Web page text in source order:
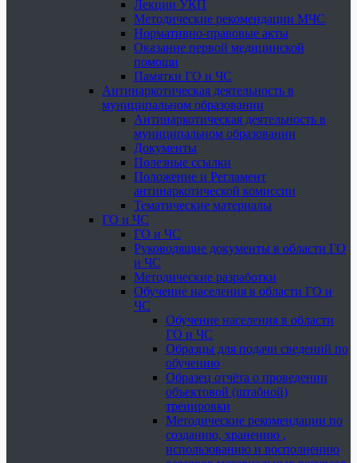
Лекции УКП
Методические рекомендации МЧС
Нормативно-правовые акты
Оказание первой медицинской
помощи
Памятки ГО и ЧС
Антинаркотическая деятельность в
муниципальном образовании
Антинаркотическая деятельность в
муниципальном образовании
Документы
Полезные ссылки
Положение и Регламент
антинаркотической комиссии
Тематические материалы
ГО и ЧС
ГО и ЧС
Руководящие документы в области ГО
и ЧС
Методические разработки
Обучение населения в области ГО и
ЧС
Обучение населения в области
ГО и ЧС
Образцы для подачи сведений по
обучению
Образец отчёта о проведении
объектовой (штабной)
тренировки
Методические рекомендации по
созданию, хранению ,
использованию и восполнению